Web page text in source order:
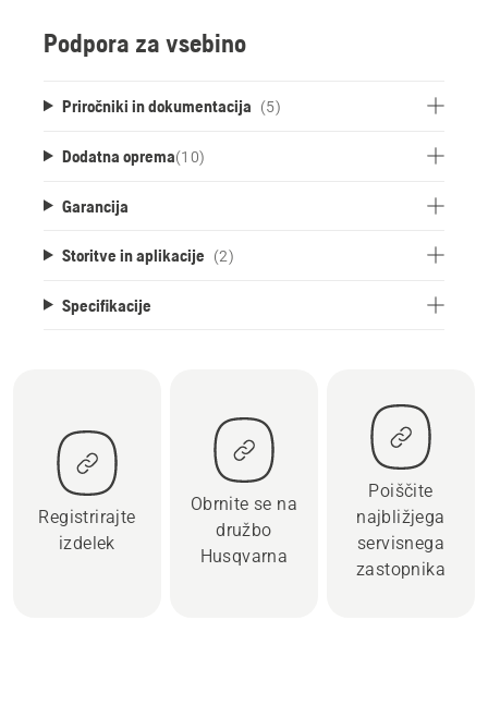
Podpora za vsebino
Priročniki in dokumentacija (5)
Dodatna oprema(10)
Garancija
Storitve in aplikacije (2)
Specifikacije
Registrirajte
izdelek
Obrnite se na
družbo
Husqvarna
Poiščite
najbližjega
servisnega
zastopnika